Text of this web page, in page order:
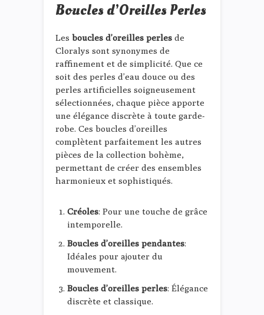
Boucles d’Oreilles Perles
Les boucles d’oreilles perles de
Cloralys sont synonymes de
raffinement et de simplicité. Que ce
soit des perles d’eau douce ou des
perles artificielles soigneusement
sélectionnées, chaque pièce apporte
une élégance discrète à toute garde-
robe. Ces boucles d’oreilles
complètent parfaitement les autres
pièces de la collection bohème,
permettant de créer des ensembles
harmonieux et sophistiqués.
Créoles: Pour une touche de grâce
intemporelle.
Boucles d’oreilles pendantes:
Idéales pour ajouter du
mouvement.
Boucles d’oreilles perles: Élégance
discrète et classique.